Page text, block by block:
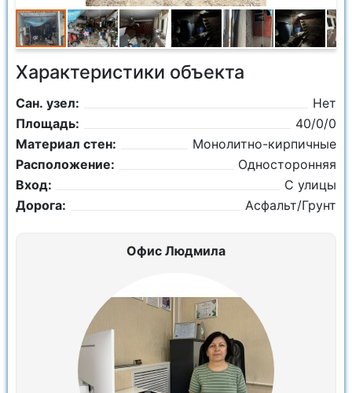
Характеристики объекта
Сан. узел:
Нет
Площадь:
40/0/0
Материал стен:
Монолитно-кирпичные
Расположение:
Односторонняя
Вход:
С улицы
Дорога:
Асфальт/Грунт
Офис Людмила